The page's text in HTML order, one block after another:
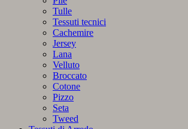
Tulle
Tessuti tecnici
Cachemire
Jersey
Lana
Velluto
Broccato
Cotone
Pizzo
Seta
Tweed